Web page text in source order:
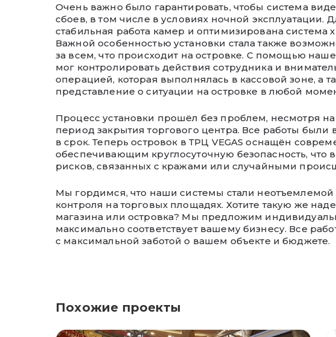
Очень важно было гарантировать, чтобы система
сбоев, в том числе в условиях ночной эксплуатации.
стабильная работа камер и оптимизирована система
Важной особенностью установки стала также
за всем, что происходит на островке. С помощью
мог контролировать действия сотрудника и
операцией, которая выполнялась в кассовой зоне, а
представление о ситуации на островке в любой
Процесс установки прошёл без проблем, несмотря
период закрытия торгового центра. Все работы
в срок. Теперь островок в ТРЦ VEGAS оснащён
обеспечивающим круглосуточную безопасность,
рисков, связанных с кражами или случайными
Мы гордимся, что наши системы стали неотъемлемой
контроля на торговых площадях. Хотите такую же
магазина или островка? Мы предложим
максимально соответствует вашему бизнесу. Все
с максимальной заботой о вашем объекте и бюджете.
Похожие проекты